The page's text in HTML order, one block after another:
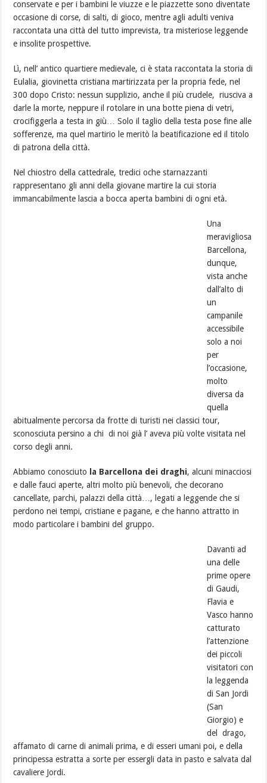
conservate e per i bambini le viuzze e le piazzette sono diventate
occasione di corse, di salti, di gioco, mentre agli adulti veniva
raccontata una città del tutto imprevista, tra misteriose leggende
e insolite prospettive.
Lì, nell’ antico quartiere medievale, ci è stata raccontata la storia di
Eulalia, giovinetta cristiana martirizzata per la propria fede, nel
300 dopo Cristo: nessun supplizio, anche il più crudele, riusciva a
darle la morte, neppure il rotolare in una botte piena di vetri,
crocifiggerla a testa in giù… Solo il taglio della testa pose fine alle
sofferenze, ma quel martirio le meritò la beatificazione ed il titolo
di patrona della città.
Nel chiostro della cattedrale, tredici oche starnazzanti
rappresentano gli anni della giovane martire la cui storia
immancabilmente lascia a bocca aperta bambini di ogni età.
Una
meravigliosa
Barcellona,
dunque,
vista anche
dall’alto di
un
campanile
accessibile
solo a noi
per
l’occasione,
molto
diversa da
quella
abitualmente percorsa da frotte di turisti nei classici tour,
sconosciuta persino a chi di noi già l’ aveva più volte visitata nel
corso degli anni.
Abbiamo conosciuto la Barcellona dei draghi, alcuni minacciosi
e dalle fauci aperte, altri molto più benevoli, che decorano
cancellate, parchi, palazzi della città…, legati a leggende che si
perdono nei tempi, cristiane e pagane, e che hanno attratto in
modo particolare i bambini del gruppo.
Davanti ad
una delle
prime opere
di Gaudi,
Flavia e
Vasco hanno
catturato
l’attenzione
dei piccoli
visitatori con
la leggenda
di San Jordi
(San
Giorgio) e
del drago,
affamato di carne di animali prima, e di esseri umani poi, e della
principessa estratta a sorte per essergli data in pasto e salvata dal
cavaliere Jordi.